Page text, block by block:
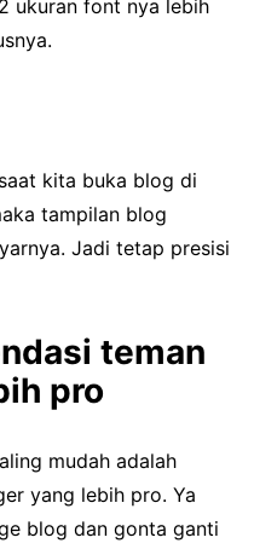
ukuran font nya lebih
kita buka blog di
tampilan blog
Jadi tetap presisi
teman
pro
mudah adalah
yang lebih pro. Ya
blog dan gonta ganti